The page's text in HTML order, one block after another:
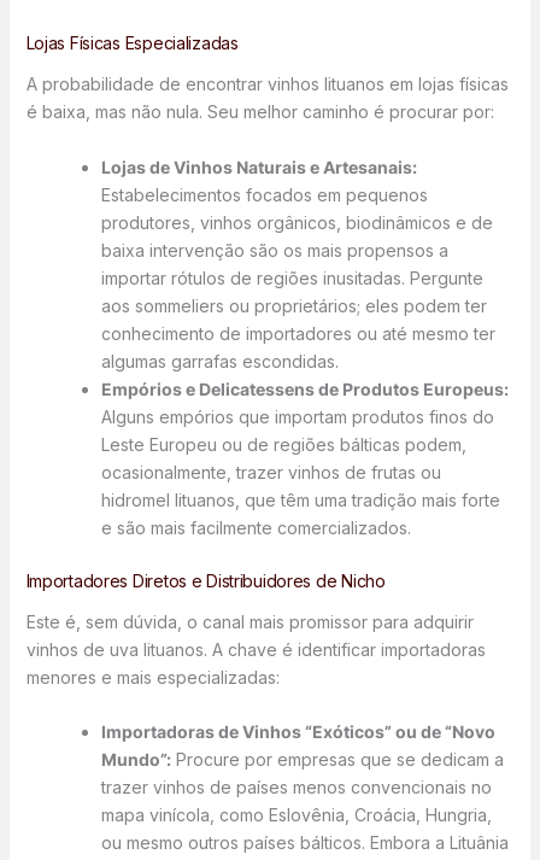
Lojas Físicas Especializadas
A probabilidade de encontrar vinhos lituanos em lojas físicas
é baixa, mas não nula. Seu melhor caminho é procurar por:
Lojas de Vinhos Naturais e Artesanais:
Estabelecimentos focados em pequenos
produtores, vinhos orgânicos, biodinâmicos e de
baixa intervenção são os mais propensos a
importar rótulos de regiões inusitadas. Pergunte
aos sommeliers ou proprietários; eles podem ter
conhecimento de importadores ou até mesmo ter
algumas garrafas escondidas.
Empórios e Delicatessens de Produtos Europeus:
Alguns empórios que importam produtos finos do
Leste Europeu ou de regiões bálticas podem,
ocasionalmente, trazer vinhos de frutas ou
hidromel lituanos, que têm uma tradição mais forte
e são mais facilmente comercializados.
Importadores Diretos e Distribuidores de Nicho
Este é, sem dúvida, o canal mais promissor para adquirir
vinhos de uva lituanos. A chave é identificar importadoras
menores e mais especializadas:
Importadoras de Vinhos “Exóticos” ou de “Novo
Mundo”:Procure por empresas que se dedicam a
trazer vinhos de países menos convencionais no
mapa vinícola, como Eslovênia, Croácia, Hungria,
ou mesmo outros países bálticos. Embora a Lituânia